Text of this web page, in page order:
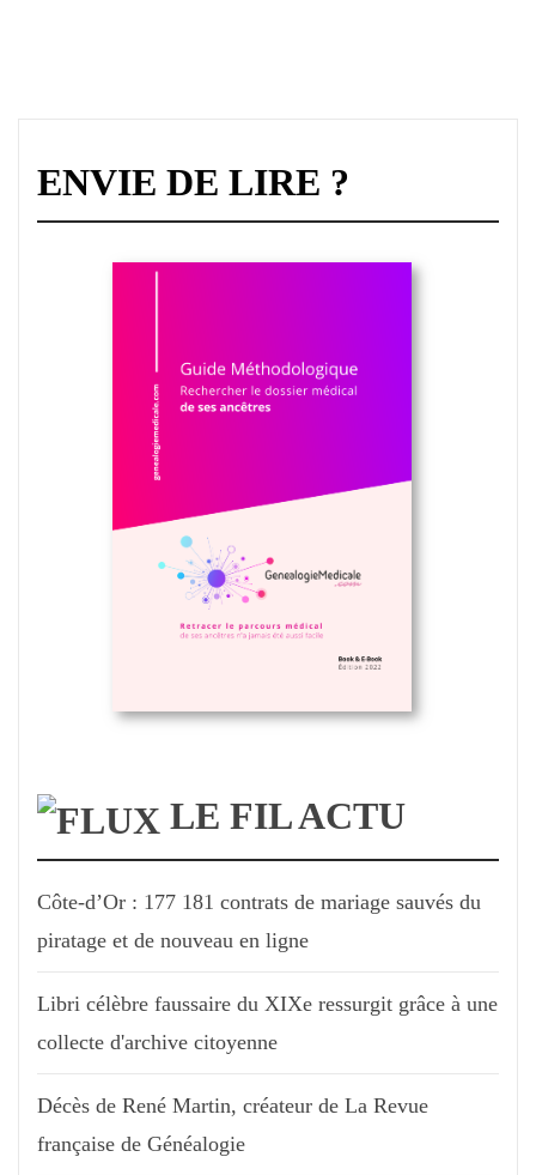
ENVIE DE LIRE ?
LE FIL ACTU
Côte-d’Or : 177 181 contrats de mariage sauvés du
piratage et de nouveau en ligne
Libri célèbre faussaire du XIXe ressurgit grâce à une
collecte d'archive citoyenne
Décès de René Martin, créateur de La Revue
française de Généalogie